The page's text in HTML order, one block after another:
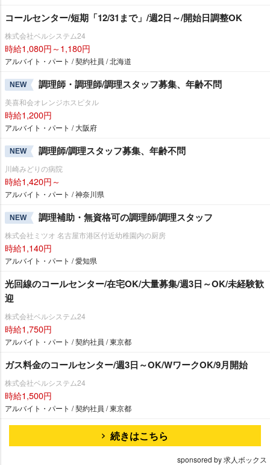
コールセンター/短期「12/31まで」/週2日～/開始日調整OK
株式会社ベルシステム24
時給1,080円～1,180円
アルバイト・パート / 契約社員 / 北海道
NEW 調理師・調理師/調理スタッフ募集、年齢不問
美喜和会オレンジホスピタル
時給1,200円
アルバイト・パート / 大阪府
NEW 調理師/調理スタッフ募集、年齢不問
川崎みどりの病院
時給1,420円～
アルバイト・パート / 神奈川県
NEW 調理補助・無資格可の調理師/調理スタッフ
株式会社ミツオ 名古屋市港区付近幼稚園内の厨房
時給1,140円
アルバイト・パート / 愛知県
光回線のコールセンター/在宅OK/大量募集/週3日～OK/未経験歓
迎
株式会社ベルシステム24
時給1,750円
アルバイト・パート / 契約社員 / 東京都
ガス料金のコールセンター/週3日～OK/WワークOK/9月開始
株式会社ベルシステム24
時給1,500円
アルバイト・パート / 契約社員 / 東京都
続きはこちら
sponsored by 求人ボックス